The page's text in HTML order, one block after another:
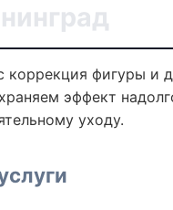
коррекция фигуры и
эффект
уходу.